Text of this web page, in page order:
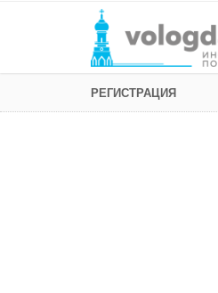
РЕГИСТРАЦИЯ